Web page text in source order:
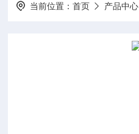
当前位置：首页 产品中心